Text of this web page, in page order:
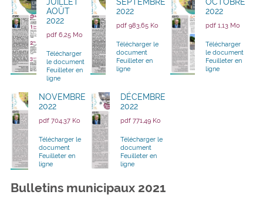
AOÛT
2022
pdf 6,25 Mo
Télécharger
le document
Feuilleter en
ligne
2022
pdf 983,65 Ko
Télécharger le
document
Feuilleter en
ligne
2022
pdf 1,13 Mo
Télécharger
le document
Feuilleter en
ligne
NOVEMBRE
2022
pdf 704,37 Ko
Télécharger le
document
Feuilleter en
ligne
DÉCEMBRE
2022
pdf 771,49 Ko
Télécharger le
document
Feuilleter en
ligne
Bulletins municipaux 2021